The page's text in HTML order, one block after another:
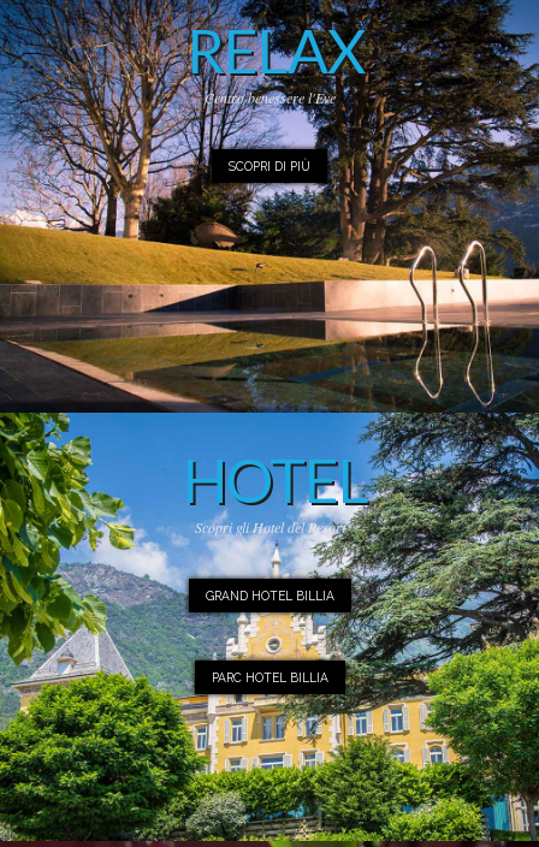
RELAX
Centro benessere l'Eve
SCOPRI DI PIÙ
HOTEL
Scopri gli Hotel del Resort
GRAND HOTEL BILLIA
PARC HOTEL BILLIA